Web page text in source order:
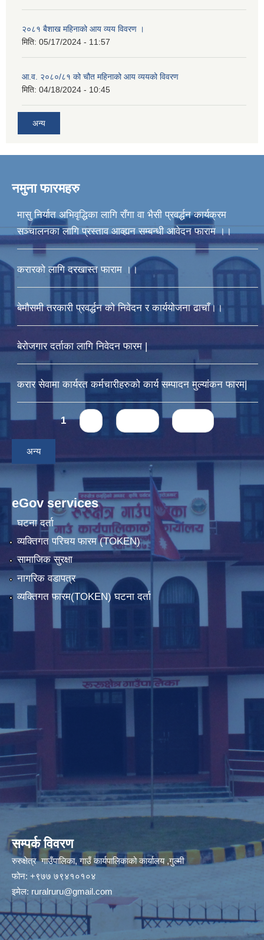
२०८१ बैशाख महिनाको आय व्यय विवरण ।
मिति: 05/17/2024 - 11:57
आ.व. २०८०/८१ को चौत महिनाको आय व्ययको विवरण
मिति: 04/18/2024 - 10:45
अन्य
नमुना फारमहरु
मासु निर्यात अभिवृद्धिका लागि राँगा वा भैसी प्रवर्द्धन कार्यक्रम
सञ्चालनका लागि प्रस्ताव आव्ह्यन सम्बन्धी आवेदन फाराम ।।
करारको लागि दरखास्त फाराम ।।
बेमौसमी तरकारी प्रवर्द्धन को निवेदन र कार्ययोजना ढाचाँ।।
बेरोजगार दर्ताका लागि निवेदन फारम |
करार सेवामा कार्यरत कर्मचारीहरुको कार्य सम्पादन मुल्यांकन फारम|
Pages1
अन्य
eGov services
घटना दर्ता
व्यक्तिगत परिचय फारम (TOKEN)
सामाजिक सुरक्षा
नागरिक वडापत्र
व्यक्तिगत फारम(TOKEN) घटना दर्ता
सम्पर्क विवरण
रुरुक्षेत्र गाउँपालिका, गाउँ कार्यपालिकाको कार्यालय ,गुल्मी
फोन: +९७७ ७९४१०१०४
इमेल: ruralruru@gmail.com